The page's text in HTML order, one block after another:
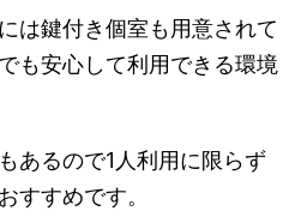
は鍵付き個室も用意されて
も安心して利用できる環境
あるので1人利用に限らず
すすめです。